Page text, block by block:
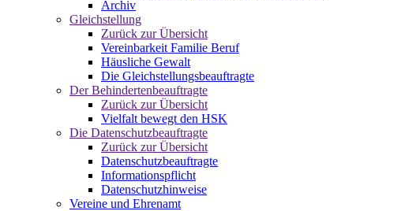
Archiv
Gleichstellung
Zurück zur Übersicht
Vereinbarkeit Familie Beruf
Häusliche Gewalt
Die Gleichstellungsbeauftragte
Der Behindertenbeauftragte
Zurück zur Übersicht
Vielfalt bewegt den HSK
Die Datenschutzbeauftragte
Zurück zur Übersicht
Datenschutzbeauftragte
Informationspflicht
Datenschutzhinweise
Vereine und Ehrenamt